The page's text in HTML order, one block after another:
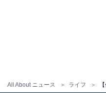
All About ニュース ライフ